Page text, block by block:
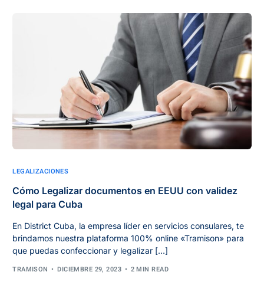
LEGALIZACIONES
Cómo Legalizar documentos en EEUU con validez
legal para Cuba
En District Cuba, la empresa líder en servicios consulares, te
brindamos nuestra plataforma 100% online «Tramison» para
que puedas confeccionar y legalizar […]
TRAMISON
DICIEMBRE 29, 2023 2 MIN READ